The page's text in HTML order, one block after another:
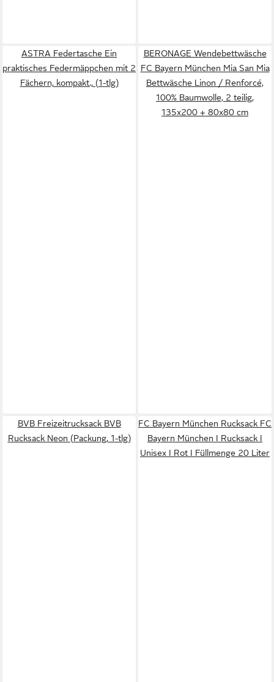
ASTRA Federtasche Ein
praktisches Federmäppchen mit 2
Fächern, kompakt., (1-tlg)
BERONAGE Wendebettwäsche
FC Bayern München Mia San Mia
Bettwäsche Linon / Renforcé,
100% Baumwolle, 2 teilig,
135x200 + 80x80 cm
BVB Freizeitrucksack BVB
Rucksack Neon (Packung, 1-tlg)
FC Bayern München Rucksack FC
Bayern München I Rucksack I
Unisex I Rot I Füllmenge 20 Liter